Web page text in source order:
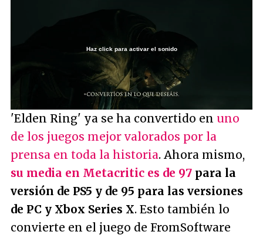
Unmute /
13.57%
Haz click para activar el sonido
'Elden Ring' ya se ha convertido en uno
de los juegos mejor valorados por la
prensa en toda la historia. Ahora mismo,
su media en Metacritic es de 97 para la
versión de PS5 y de 95 para las versiones
de PC y Xbox Series X. Esto también lo
convierte en el juego de FromSoftware